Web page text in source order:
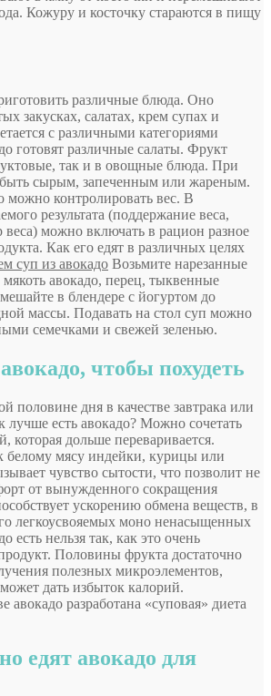
Кожуру и косточку стараются в пищу
различные блюда. Оно
закусках, салатах, крем супах и
с различными категориями
готовят различные салаты. Фрукт
так и в овощные блюда. При
сырым, запеченным или жареным.
контролировать вес. В
результата (поддержание веса,
веса) можно включать в рацион разное
Как его едят в различных целях
суп из авокадо Возьмите нарезанные
авокадо, перец, тыквенные
в блендере с йогуртом до
массы. Подавать на стол суп можно
семечками и свежей зеленью.
чтобы похудеть
половине дня в качестве завтрака или
лучше есть авокадо? Можно сочетать
которая дольше переваривается.
белому мясу индейки, курицы или
чувство сытости, что позволит не
от вынужденного сокращения
ускорению обмена веществ, в
легкоусвояемых моно ненасыщенных
есть нельзя так, как это очень
Половины фрукта достаточно
полезных микроэлементов,
дать избыток калорий.
авокадо разработана «суповая» диета
едят авокадо для